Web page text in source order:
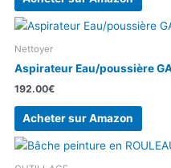
Nettoyer
Aspirateur Eau/poussière
192.00€
Acheter sur Amazon